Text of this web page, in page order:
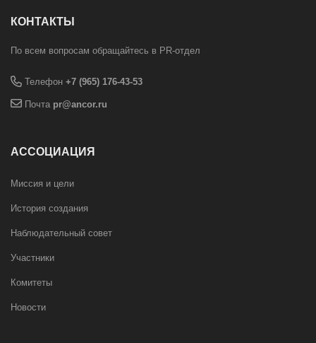
КОНТАКТЫ
По всем вопросам обращайтесь в PR-отдел
Телефон +7 (965) 176-43-53
Почта pr@ancor.ru
АССОЦИАЦИЯ
Миссия и цели
История создания
Наблюдательный совет
Участники
Комитеты
Новости